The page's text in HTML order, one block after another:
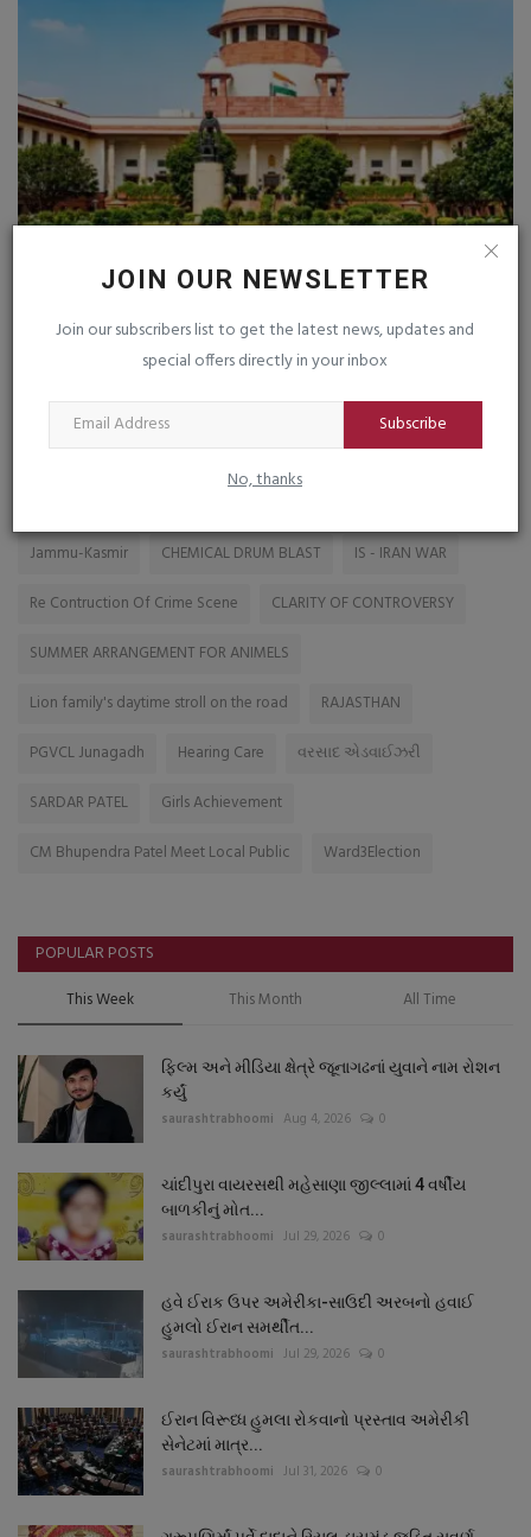
JOIN OUR NEWSLETTER
Join our subscribers list to get the latest news, updates and
special offers directly in your inbox
Subscribe
No, thanks
ડીજીટલ ફ્રોડ, મ્યુલ એકાઉન્ટ રોકવા ચાર સપ્તાહમાં
એસઓપી જાહેર...
saurashtrabhoomi Aug 6, 2026 0
Jammu-Kasmir CHEMICAL DRUM BLAST
IS - IRAN WAR
Re Contruction Of Crime Scene
CLARITY OF CONTROVERSY
SUMMER ARRANGEMENT FOR ANIMELS
Lion family's daytime stroll on the road
RAJASTHAN
PGVCL Junagadh
Hearing Care
વરસાદ એડવાઈઝરી
SARDAR PATEL
Girls Achievement
CM Bhupendra Patel Meet Local Public
Ward3Election
POPULAR POSTS
This Week This Month All Time
ફિલ્મ અને મીડિયા ક્ષેત્રે જૂનાગઢનાં યુવાને નામ રોશન
કર્યું
saurashtrabhoomi Aug 4, 2026 0
ચાંદીપુરા વાયરસથી મહેસાણા જીલ્લામાં 4 વર્ષીય
બાળકીનું મોત...
saurashtrabhoomi Jul 29, 2026 0
હવે ઈરાક ઉપર અમેરીકા-સાઉદી અરબનો હવાઈ
હુમલો ઈરાન સમર્થીત...
saurashtrabhoomi Jul 29, 2026 0
ઈરાન વિરૂધ્ધ હુમલા રોકવાનો પ્રસ્તાવ અમેરીકી
સેનેટમાં માત્ર...
saurashtrabhoomi Jul 31, 2026 0